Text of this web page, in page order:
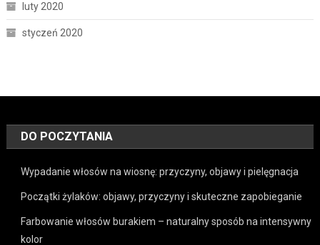
luty 2020
styczeń 2020
DO POCZYTANIA
Wypadanie włosów na wiosnę: przyczyny, objawy i pielęgnacja
Początki żylaków: objawy, przyczyny i skuteczne zapobieganie
Farbowanie włosów burakiem – naturalny sposób na intensywny
kolor